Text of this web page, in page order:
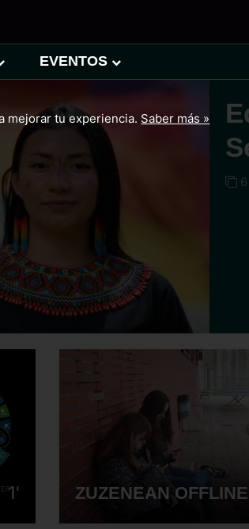
EVENTOS
1' ZUZENEAN OFFLINE
mejorar tu experiencia. Saber más »